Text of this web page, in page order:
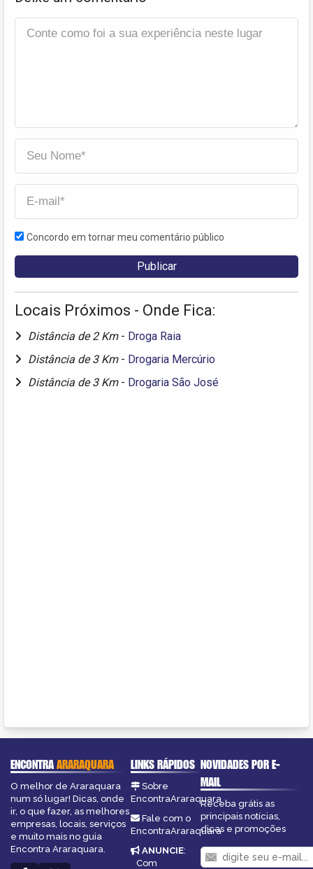
Concordo em tornar meu comentário público
Locais Próximos - Onde Fica:
Distância de 2 Km - Droga Raia
Distância de 3 Km - Drogaria Mercúrio
Distância de 3 Km - Drogaria São José
ENCONTRAARARAQUARA
O melhor de Araraquara
num só lugar! Dicas, onde
ir, o que fazer, as melhores
empresas, locais, serviços
e muito mais no guia
Encontra Araraquara.
LINKS RÁPIDOS
Sobre
EncontraAraraquara
Fale com o
EncontraAraraquara
ANUNCIE:
Com
NOVIDADES POR E-
MAIL
Receba grátis as
principais notícias,
dicas e promoções